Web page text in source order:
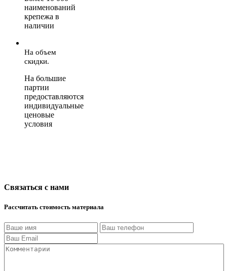
наименований
крепежа в
наличии
На объем
скидки.
На большие
партии
предоставляются
индивидуальные
ценовые
условия
Связаться с нами
Рассчитать стоимость материала